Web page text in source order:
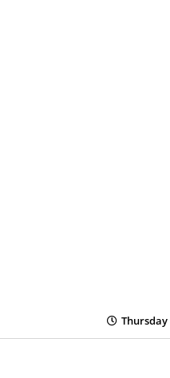
Thursday
के 8 विद्यालयों में शुरू हुई स्मार्ट क्लास,